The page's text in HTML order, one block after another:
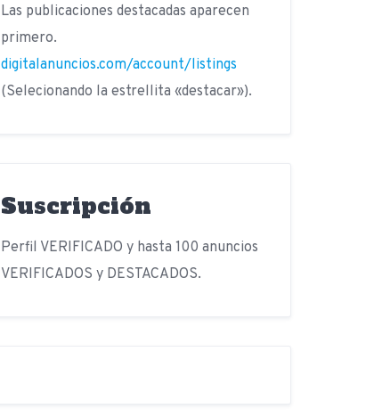
Las publicaciones destacadas aparecen
primero.
digitalanuncios.com/account/listings
(Selecionando la estrellita «destacar»).
Suscripción
Perfil VERIFICADO y hasta 100 anuncios
VERIFICADOS y DESTACADOS.